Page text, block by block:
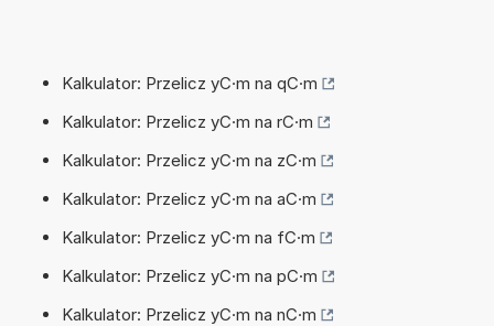
Kalkulator: Przelicz yC·m na qC·m
Kalkulator: Przelicz yC·m na rC·m
Kalkulator: Przelicz yC·m na zC·m
Kalkulator: Przelicz yC·m na aC·m
Kalkulator: Przelicz yC·m na fC·m
Kalkulator: Przelicz yC·m na pC·m
Kalkulator: Przelicz yC·m na nC·m